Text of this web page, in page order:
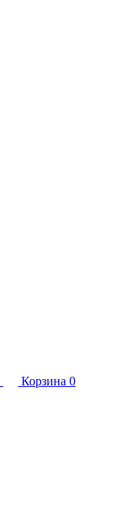
Корзина 0